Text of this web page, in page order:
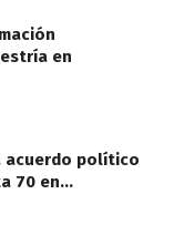
en
acuerdo político
70 en…